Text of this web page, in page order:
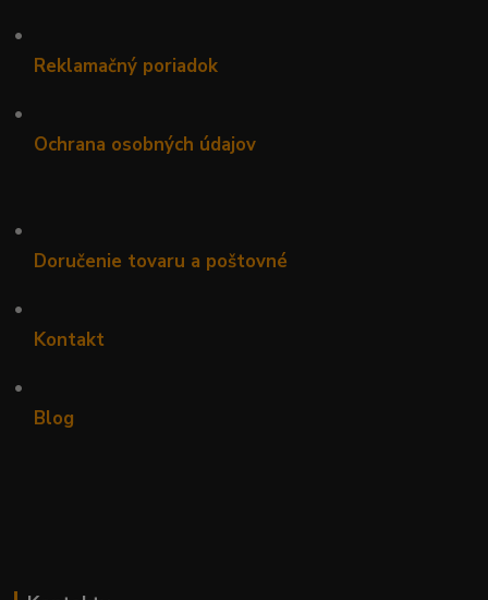
•
Reklamačný poriadok
•
Ochrana osobných údajov
•
Doručenie tovaru a poštovné
•
Kontakt
•
Blog